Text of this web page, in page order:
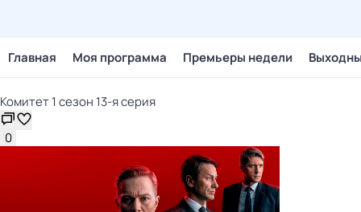
Главная Моя программа Премьеры недели
Комитет 1 сезон 13-я серия
0